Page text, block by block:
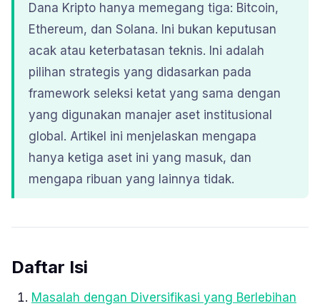
Dana Kripto hanya memegang tiga: Bitcoin,
Ethereum, dan Solana. Ini bukan keputusan
acak atau keterbatasan teknis. Ini adalah
pilihan strategis yang didasarkan pada
framework seleksi ketat yang sama dengan
yang digunakan manajer aset institusional
global. Artikel ini menjelaskan mengapa
hanya ketiga aset ini yang masuk, dan
mengapa ribuan yang lainnya tidak.
Daftar Isi
Masalah dengan Diversifikasi yang Berlebihan